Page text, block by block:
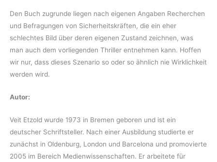
Den Buch zugrunde liegen nach eigenen Angaben Recherchen
und Befragungen von Sicherheitskräften, die ein eher
schlechtes Bild über deren eigenen Zustand zeichnen, was
man auch dem vorliegenden Thriller entnehmen kann. Hoffen
wir nur, dass dieses Szenario so oder so ähnlich nie Wirklichkeit
werden wird.
Autor:
Veit Etzold wurde 1973 in Bremen geboren und ist ein
deutscher Schriftsteller. Nach einer Ausbildung studierte er
zunächst in Oldenburg, London und Barcelona und promovierte
2005 im Bereich Medienwissenschaften. Er arbeitete für